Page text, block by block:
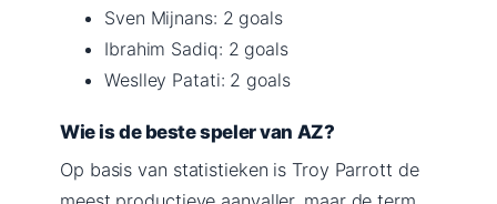
Sven Mijnans: 2 goals
Ibrahim Sadiq: 2 goals
Weslley Patati: 2 goals
Wie is de beste speler van AZ?
Op basis van statistieken is Troy Parrott de